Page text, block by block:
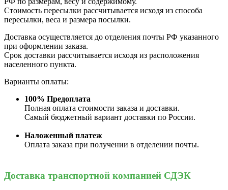
Стоимость пересылки рассчитывается исходя из способа
пересылки, веса и размера посылки.
Доставка осуществляется до отделения почты РФ указанного
при оформлении заказа.
Срок доставки рассчитывается исходя из расположения
населенного пункта.
Варианты оплаты:
100% Предоплата
Полная оплата стоимости заказа и доставки.
Самый бюджетный вариант доставки по России.
Наложенный платеж
Оплата заказа при получении в отделении почты.
Доставка транспортной компанией СДЭК